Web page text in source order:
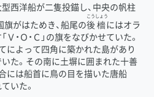
西洋船が二隻投錨し、中央の帆柱
旗がはためき、船尾の後
こう
檣
しょう
にはオラ
・Ｏ・Ｃ」の旗をなびかせていた。
によって四角に築かれた島があり
た。その南に土塀に囲まれた十善
には船首に鳥の目を描いた唐船
いた。